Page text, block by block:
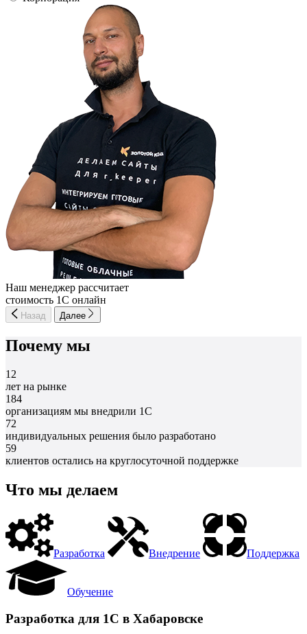
Наш менеджер рассчитает
стоимость 1С онлайн
Назад Далее
Почему мы
12
лет на рынке
184
организациям мы внедрили 1С
72
индивидуальных решения было разработано
59
клиентов остались на круглосуточной поддержке
Что мы делаем
Разработка Внедрение Поддержка
Обучение
Разработка для 1С в Хабаровске